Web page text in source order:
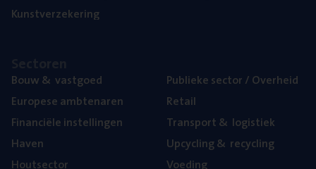
Kunst­ver­ze­ke­ring
Bouw& vastgoed
Euro­pe­se ambtenaren
Finan­ci­ë­le instellingen
Haven
Hout­sec­tor
Publie­ke sec­tor / Overheid
Retail
Trans­port& logistiek
Upcy­cling& recycling
Voe­ding